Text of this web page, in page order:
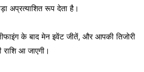
अप्रत्याशित रूप देता है।
के बाद मेन इवेंट जीतें, और आपकी तिजोरी
आ जाएगी।